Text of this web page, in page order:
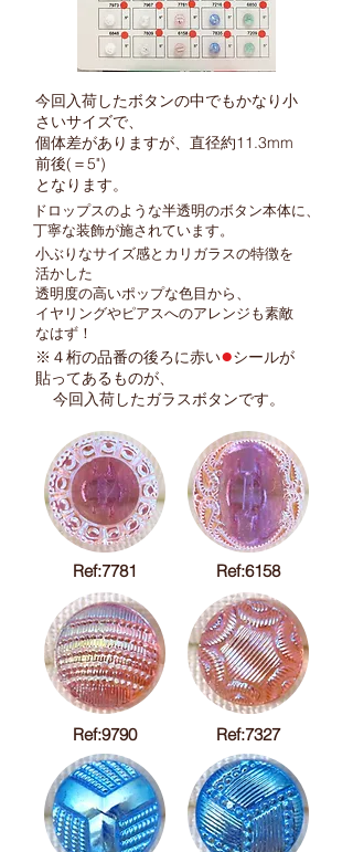
今回入荷したボタンの中でもかなり小
さいサイズで、
個体差がありますが、直径約11.3mm
前後(＝5")
となります。​
ドロップスのような半透明のボタン本体に、
丁寧な装飾が施されています。
小ぶりなサイズ感とカリガラスの特徴を
活かした
透明度の高いポップな色目から、
イヤリングやピアスへのアレンジも素敵
なはず！
※４桁の品番の後ろに赤い●シールが
貼ってあるものが​、
今回入荷したガラスボタンです。
Ref:7781 Ref:6158
Ref:9790 Ref:7327